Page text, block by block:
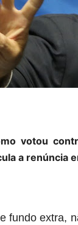
votou
a renúncia
fundo extra,